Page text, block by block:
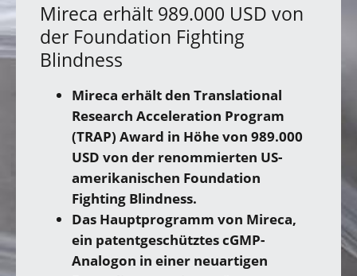
Mireca erhält 989.000 USD von
der Foundation Fighting
Blindness
Mireca erhält den Translational
Research Acceleration Program
(TRAP) Award in Höhe von 989.000
USD von der renommierten US-
amerikanischen Foundation
Fighting Blindness.
Das Hauptprogramm von Mireca,
ein patentgeschütztes cGMP-
Analogon in einer neuartigen